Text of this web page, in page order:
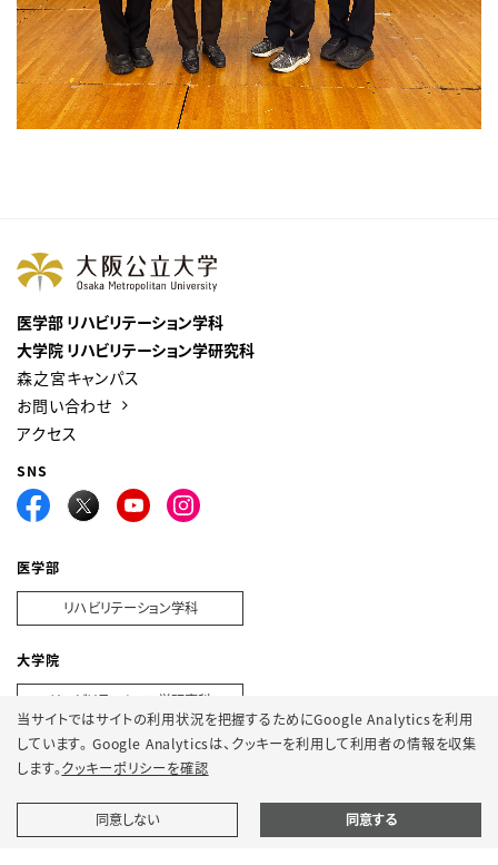
当サイトではサイトの利用状況を把握するためにGoogle Analyticsを利用
しています。 Google Analyticsは、 クッキーを利用して利用者の情報を収集
します。クッキーポリシーを確認
同意しない 同意する
医学部 リハビリテーション学科
大学院 リハビリテーション学研究科
森之宮キャンパス
お問い合わせ
アクセス
SNS
医学部
リハビリテーション学科
大学院
リハビリテーション学研究科
プライバシーポリシー
クッキーポリシー
サイトマップ